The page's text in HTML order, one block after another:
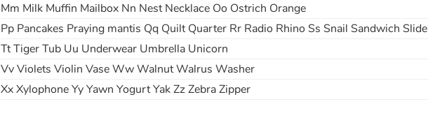
Mm Milk Muffin Mailbox Nn Nest Necklace Oo Ostrich Orange
Pp Pancakes Praying mantis Qq Quilt Quarter Rr Radio Rhino Ss Snail Sandwich Slide
Tt Tiger Tub Uu Underwear Umbrella Unicorn
Vv Violets Violin Vase Ww Walnut Walrus Washer
Xx Xylophone Yy Yawn Yogurt Yak Zz Zebra Zipper